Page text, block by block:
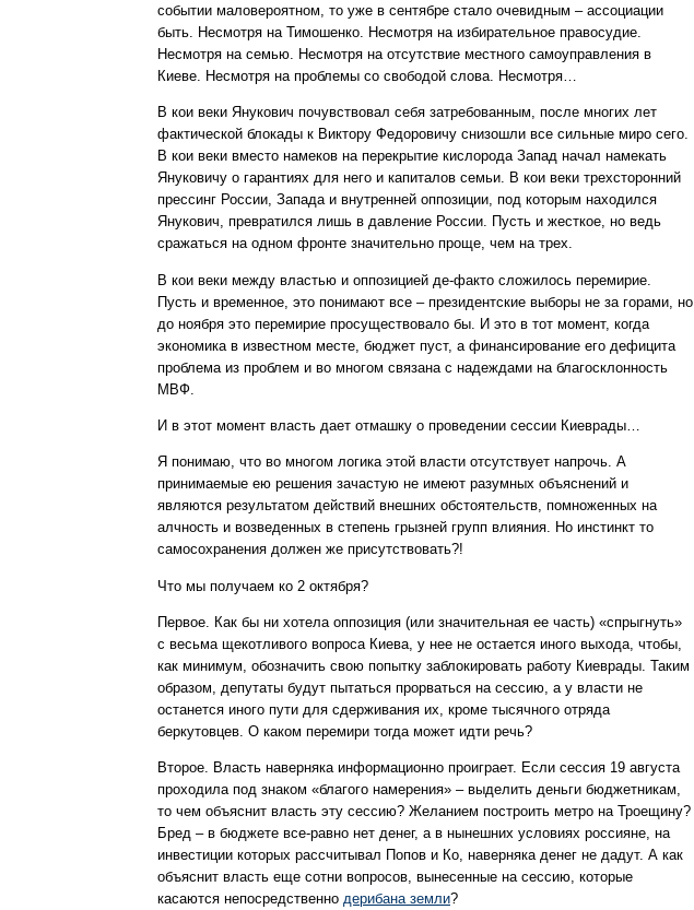
событии маловероятном, то уже в сентябре стало очевидным – ассоциации
быть. Несмотря на Тимошенко. Несмотря на избирательное правосудие.
Несмотря на семью. Несмотря на отсутствие местного самоуправления в
Киеве. Несмотря на проблемы со свободой слова. Несмотря…
В кои веки Янукович почувствовал себя затребованным, после многих лет
фактической блокады к Виктору Федоровичу снизошли все сильные миро сего.
В кои веки вместо намеков на перекрытие кислорода Запад начал намекать
Януковичу о гарантиях для него и капиталов семьи. В кои веки трехсторонний
прессинг России, Запада и внутренней оппозиции, под которым находился
Янукович, превратился лишь в давление России. Пусть и жесткое, но ведь
сражаться на одном фронте значительно проще, чем на трех.
В кои веки между властью и оппозицией де-факто сложилось перемирие.
Пусть и временное, это понимают все – президентские выборы не за горами, но
до ноября это перемирие просуществовало бы. И это в тот момент, когда
экономика в известном месте, бюджет пуст, а финансирование его дефицита
проблема из проблем и во многом связана с надеждами на благосклонность
МВФ.
И в этот момент власть дает отмашку о проведении сессии Киеврады…
Я понимаю, что во многом логика этой власти отсутствует напрочь. А
принимаемые ею решения зачастую не имеют разумных объяснений и
являются результатом действий внешних обстоятельств, помноженных на
алчность и возведенных в степень грызней групп влияния. Но инстинкт то
самосохранения должен же присутствовать?!
Что мы получаем ко 2 октября?
Первое. Как бы ни хотела оппозиция (или значительная ее часть) «спрыгнуть»
с весьма щекотливого вопроса Киева, у нее не остается иного выхода, чтобы,
как минимум, обозначить свою попытку заблокировать работу Киеврады. Таким
образом, депутаты будут пытаться прорваться на сессию, а у власти не
останется иного пути для сдерживания их, кроме тысячного отряда
беркутовцев. О каком перемири тогда может идти речь?
Второе. Власть наверняка информационно проиграет. Если сессия 19 августа
проходила под знаком «благого намерения» – выделить деньги бюджетникам,
то чем объяснит власть эту сессию? Желанием построить метро на Троещину?
Бред – в бюджете все-равно нет денег, а в нынешних условиях россияне, на
инвестиции которых рассчитывал Попов и Ко, наверняка денег не дадут. А как
объяснит власть еще сотни вопросов, вынесенные на сессию, которые
касаются непосредственно дерибана земли?